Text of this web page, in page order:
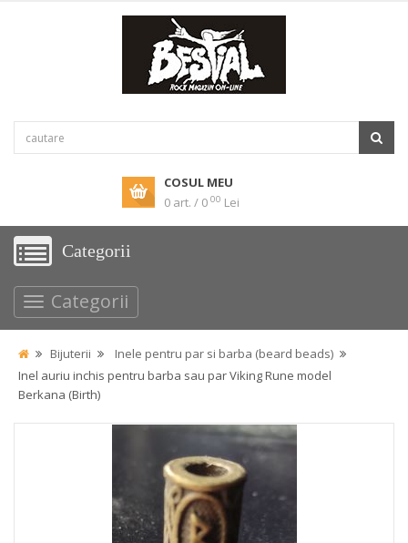
COSUL MEU
0 art. / 0 00 Lei
Categorii
Categorii
Bijuterii
Inele pentru par si barba (beard beads)
Inel auriu inchis pentru barba sau par Viking Rune model
Berkana (Birth)